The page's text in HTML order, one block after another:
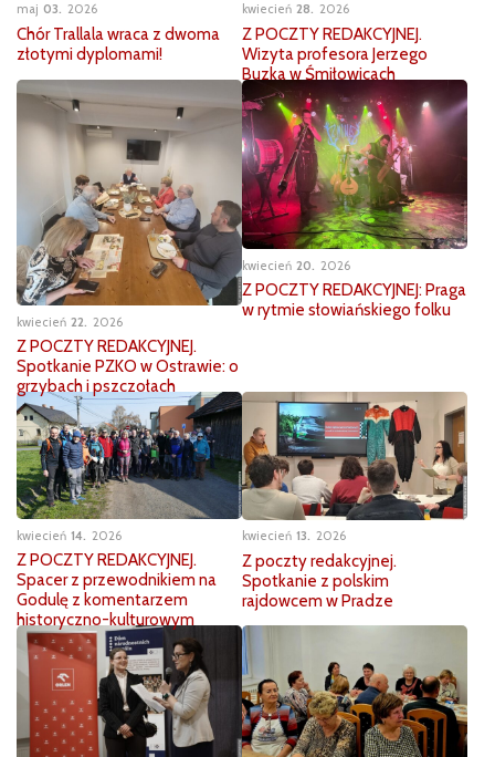
maj 03 2026
Chór Trallala wraca z dwoma
złotymi dyplomami!
kwiecień 28 2026
Z POCZTY REDAKCYJNEJ.
Wizyta profesora Jerzego
Buzka w Śmiłowicach
kwiecień 22 2026
Z POCZTY REDAKCYJNEJ.
Spotkanie PZKO w Ostrawie: o
grzybach i pszczołach
kwiecień 20 2026
Z POCZTY REDAKCYJNEJ: Praga
w rytmie słowiańskiego folku
kwiecień 14 2026
Z POCZTY REDAKCYJNEJ.
Spacer z przewodnikiem na
Godulę z komentarzem
historyczno-kulturowym
kwiecień 13 2026
Z poczty redakcyjnej.
Spotkanie z polskim
rajdowcem w Pradze